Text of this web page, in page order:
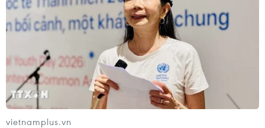
vietnamplus.vn